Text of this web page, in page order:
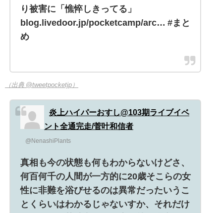
り被害に「憔悴しきってる」
blog.livedoor.jp/pocketcamp/arc… #まと
め
（出典 @tweetpocketjp）
炎上ハイパーおすし@103期ライブイベ
ント全通完走/菅叶和信者
@NenashiPlants
真相も今の状態も何もわからないけどさ、
何百何千の人間が一方的に20歳そこらの女
性に非難を浴びせるのは異常だったいうこ
とくらいはわかるじゃないすか、それだけ